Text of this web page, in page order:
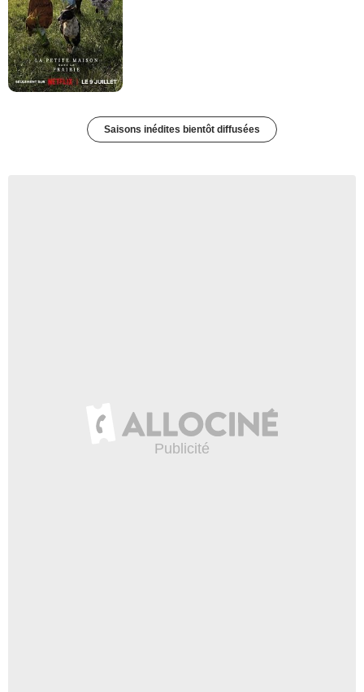
Saisons inédites bientôt diffusées